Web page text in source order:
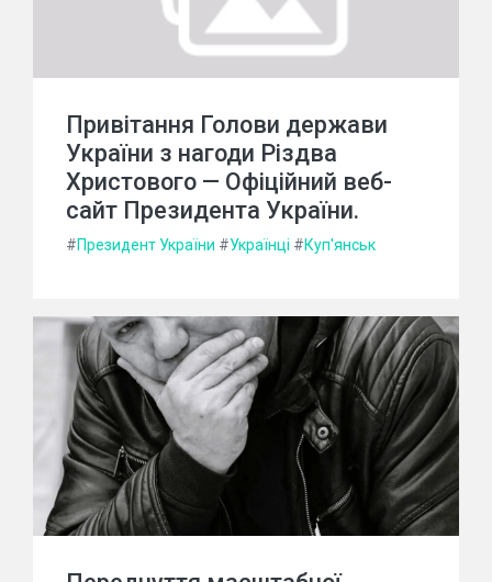
Привітання Голови держави
України з нагоди Різдва
Христового — Офіційний веб-
сайт Президента України.
#Президент України #Українці #Куп'янськ